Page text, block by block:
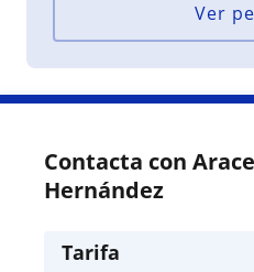
Ver
Contacta con
Hernández
Tarifa